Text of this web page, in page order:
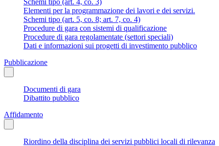
Elementi per la programmazione dei lavori e dei servizi.
Schemi tipo (art. 5, co. 8; art. 7, co. 4)
Procedure di gara con sistemi di qualificazione
Procedure di gara regolamentate (settori speciali)
Dati e informazioni sui progetti di investimento pubblico
Pubblicazione
Documenti di gara
Dibattito pubblico
Affidamento
Riordino della disciplina dei servizi pubblici locali di rilevanza